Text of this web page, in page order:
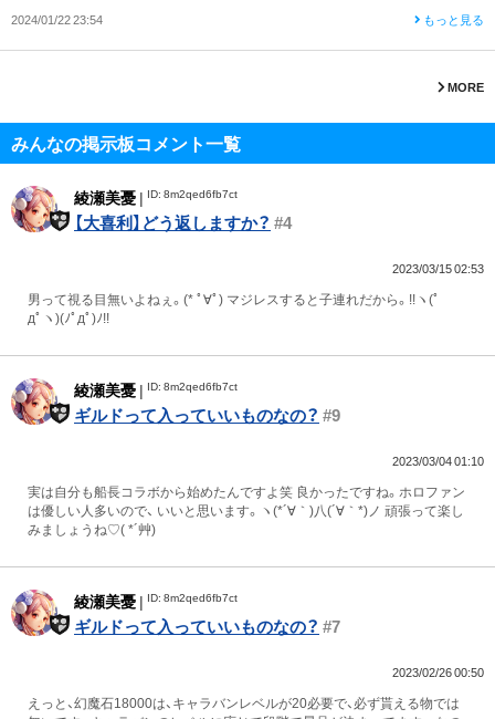
2024/01/22 23:54 もっと見る
MORE
みんなの掲示板コメント一覧
綾瀬美憂 | ID: 8m2qed6fb7ct
【大喜利】どう返しますか？ #4
2023/03/15 02:53
男って視る目無いよねぇ。(* ﾟ∀ﾟ) マジレスすると子連れだから。!!ヽ(ﾟ
дﾟヽ)(ﾉﾟдﾟ)ﾉ!!
綾瀬美憂 | ID: 8m2qed6fb7ct
ギルドって入っていいものなの？ #9
2023/03/04 01:10
実は自分も船長コラボから始めたんですよ笑 良かったですね。ホロファン
は優しい人多いので、 いいと思います。ヽ(*´∀｀)八(´∀｀*)ノ 頑張って楽し
みましょうね♡( *´艸)
綾瀬美憂 | ID: 8m2qed6fb7ct
ギルドって入っていいものなの？ #7
2023/02/26 00:50
えっと、幻魔石18000は、キャラバンレベルが20必要で、必ず貰える物では